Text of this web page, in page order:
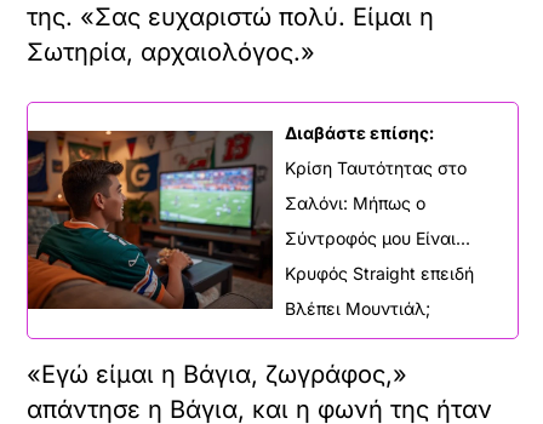
της. «Σας ευχαριστώ πολύ. Είμαι η
Σωτηρία, αρχαιολόγος.»
Διαβάστε επίσης:
Κρίση Ταυτότητας στο
Σαλόνι: Μήπως ο
Σύντροφός μου Είναι...
Κρυφός Straight επειδή
Βλέπει Μουντιάλ;
«Εγώ είμαι η Βάγια, ζωγράφος,»
απάντησε η Βάγια, και η φωνή της ήταν